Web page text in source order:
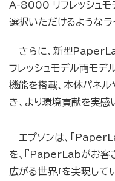
A-8000 リフレッシュモ
選択いただけるようなラ
さらに、新型
フレッシュモデル両モデ
機能を搭載、本体パネ
き、より環境貢献を実感
エプソンは、「
を、『PaperLabがお客
広がる世界』を実現して